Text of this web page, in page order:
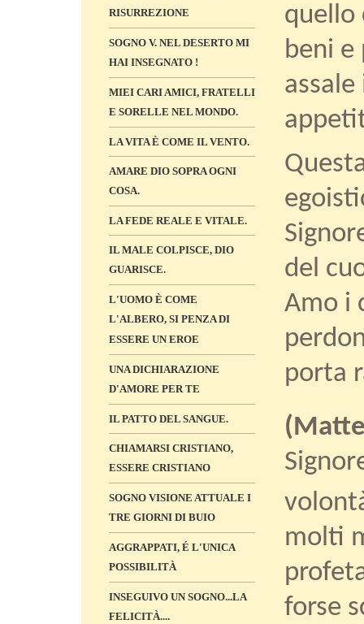
RISURREZIONE
SOGNO V. NEL DESERTO MI
HAI INSEGNATO !
MIEI CARI AMICI, FRATELLI
E SORELLE NEL MONDO.
LA VITA È COME IL VENTO.
AMARE DIO SOPRA OGNI
COSA.
LA FEDE REALE E VITALE.
IL MALE COLPISCE, DIO
GUARISCE.
L'UOMO È COME
L'ALBERO, SI PENZA DI
ESSERE UN EROE
UNA DICHIARAZIONE
D'AMORE PER TE
IL PATTO DEL SANGUE.
CHIAMARSI CRISTIANO,
ESSERE CRISTIANO
SOGNO VISIONE ATTUALE I
TRE GIORNI DI BUIO
AGGRAPPATI, É L'UNICA
POSSIBILITÀ
INSEGUIVO UN SOGNO...LA
FELICITÀ....
quello
beni e
del
Amo i
porta
molti
forse